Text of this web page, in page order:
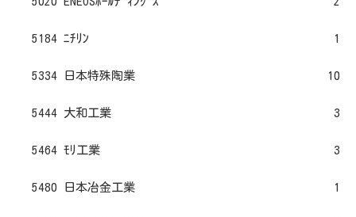
5184 ﾆﾁﾘﾝ 1
5334 日本特殊陶業 10
5444 大和工業 3
5464 ﾓﾘ工業 3
5480 日本冶金工業 1